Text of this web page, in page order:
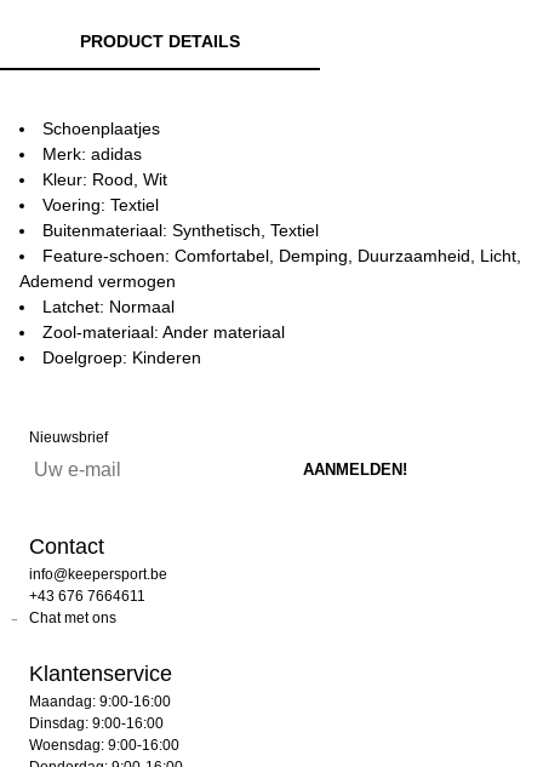
PRODUCT DETAILS
Schoenplaatjes
Merk: adidas
Kleur: Rood, Wit
Voering: Textiel
Buitenmateriaal: Synthetisch, Textiel
Feature-schoen: Comfortabel, Demping, Duurzaamheid, Licht,
Ademend vermogen
Latchet: Normaal
Zool-materiaal: Ander materiaal
Doelgroep: Kinderen
Nieuwsbrief
Contact
info@keepersport.be
+43 676 7664611
Chat met ons
Klantenservice
Maandag: 9:00-16:00
Dinsdag: 9:00-16:00
Woensdag: 9:00-16:00